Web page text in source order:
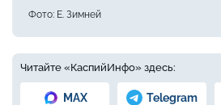
Фото: Е. Зимней
Читайте «КаспийИнфо» здесь:
MAX Telegram